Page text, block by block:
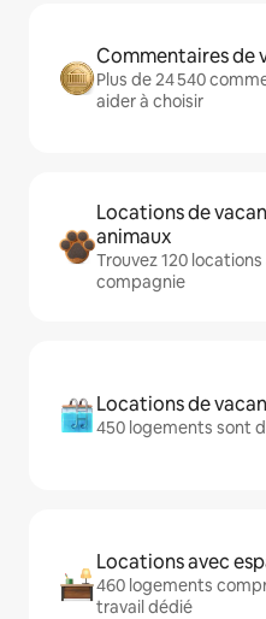
Commentaires de
Plus de 24 540
aider à choisir
Locations de
animaux
Trouvez 120
compagnie
Locations de
450 logements sont
Locations avec
460 logements
travail dédié